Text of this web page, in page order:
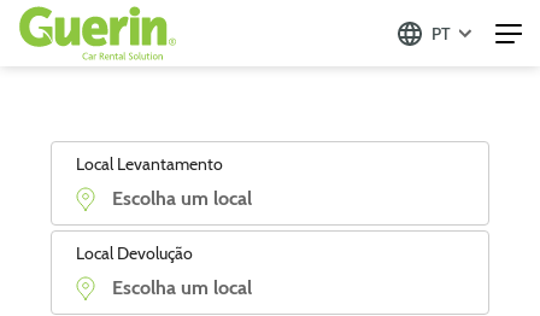
PT
Local Levantamento
Local Devolução